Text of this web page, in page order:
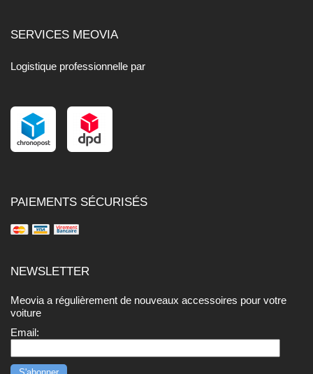
SERVICES MEOVIA
Logistique professionnelle par
PAIEMENTS SÉCURISÉS
NEWSLETTER
Meovia a régulièrement de nouveaux accessoires pour votre
voiture
Email: